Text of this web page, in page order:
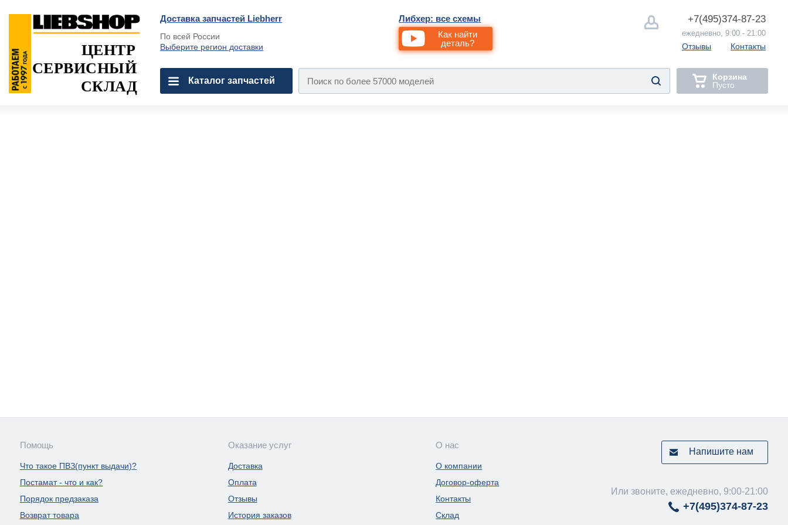
Доставка запчастей Liebherr
По всей России
Выберите регион доставки
Либхер: все схемы
Как найти
деталь?
+7(495)374-87-23
ежедневно, 9:00 - 21:00
Отзывы Контакты
ЦЕНТР
СЕРВИСНЫЙ
СКЛАД
Каталог запчастей
Корзина
Пусто
Напишите нам
Или звоните, ежедневно, 9:00-21:00
+7(495)374-87-23
Помощь
Что такое ПВЗ(пункт выдачи)?
Постамат - что и как?
Порядок предзаказа
Возврат товара
Оказание услуг
Доставка
Оплата
Отзывы
История заказов
О нас
О компании
Договор-оферта
Контакты
Склад